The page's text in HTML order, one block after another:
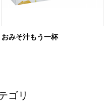
おみそ汁もう一杯
ゴリ